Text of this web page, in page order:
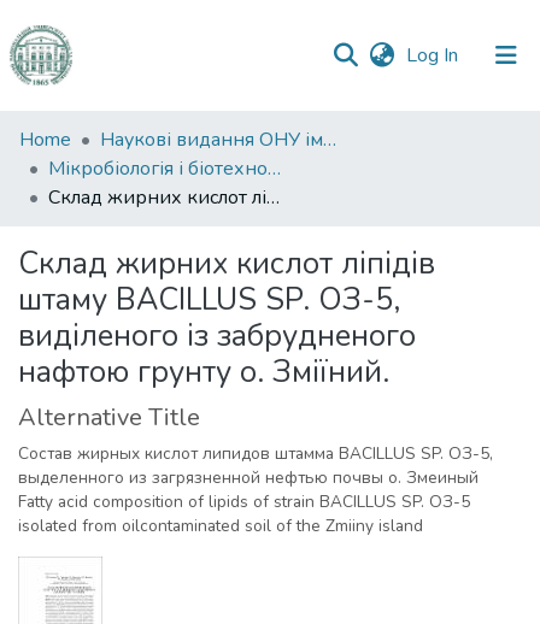
Log In (current)
Communities
&
Collections
Statistics
Home
Наукові видання ОНУ імені І. І. Мечникова
Мікробіологія і біотехнологія
Склад жирних кислот ліпідів штаму BACILLUS SP. ОЗ-5, виділеного із забрудненого нафтою грунту о. Зміїний.
Склад жирних кислот ліпідів
штаму BACILLUS SP. ОЗ-5,
виділеного із забрудненого
нафтою грунту о. Зміїний.
Alternative Title
Состав жирных кислот липидов штамма BACILLUS SP. ОЗ-5,
выделенного из загрязненной нефтью почвы о. Змеиный
Fatty acid composition of lipids of strain BACILLUS SP. OЗ-5
isolated from oilcontaminated soil of the Zmiiny island